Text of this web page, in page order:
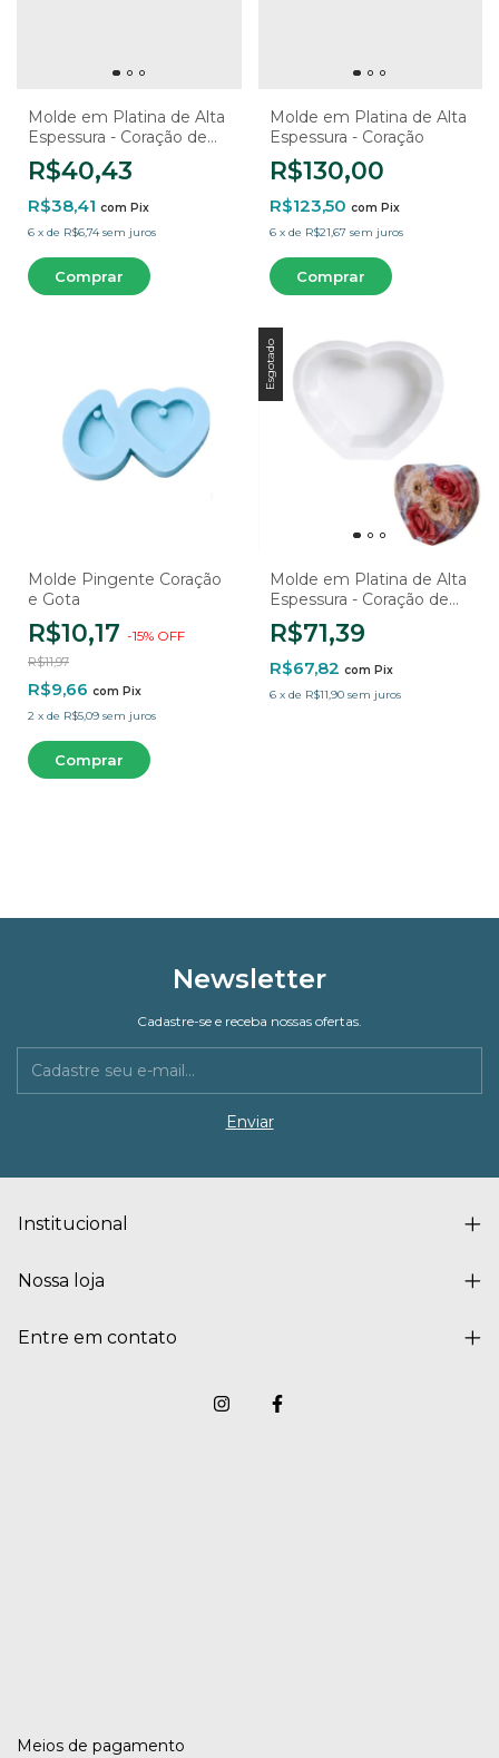
Molde em Platina de Alta
Espessura - Coração de
Base Para o Retrato
R$40,43
R$38,41 com Pix
6 x de R$6,74 sem juros
Molde em Platina de Alta
Espessura - Coração
R$130,00
R$123,50 com Pix
6 x de R$21,67 sem juros
Molde Pingente Coração
e Gota
R$10,17 -15% OFF
R$11,97
R$9,66 com Pix
2 x de R$5,09 sem juros
Esgotado
Molde em Platina de Alta
Espessura - Coração de
Base Reta
R$71,39
R$67,82 com Pix
6 x de R$11,90 sem juros
Newsletter
Cadastre-se e receba nossas ofertas.
Institucional
Nossa loja
Entre em contato
Meios de pagamento